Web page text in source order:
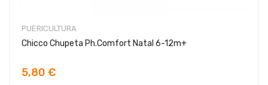
PUERICULTURA
Chicco Chupeta Ph.Comfort Natal 6-12m+
5,80 €